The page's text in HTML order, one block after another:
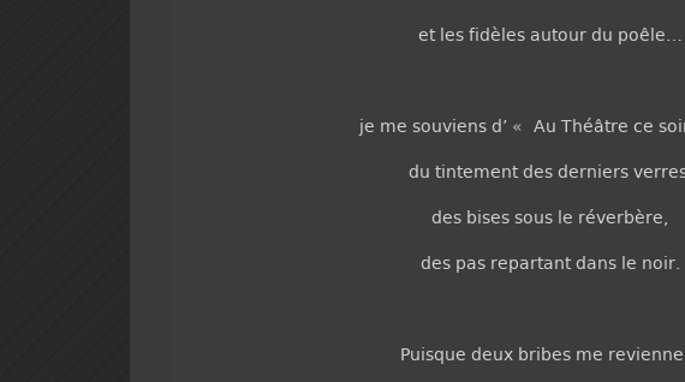
et les fidèles autour du poêle…
je me souviens d’ « Au Théâtre ce
du tintement des derniers
des bises sous le réverbère,
des pas repartant dans le noir.
Puisque deux bribes me